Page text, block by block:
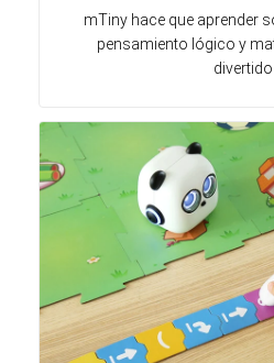
mTiny hace que aprender
pensamiento lógico y
divertido .